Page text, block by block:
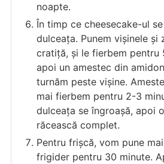
noapte.
În timp ce cheesecake-ul
dulceața. Punem vișinele și
cratiță, și le fierbem pentru
apoi un amestec din
turnăm peste vișine.
mai fierbem pentru 2-3
dulceața se îngroașă, apoi
răcească complet.
Pentru frișcă, vom pune
frigider pentru 30 minute.